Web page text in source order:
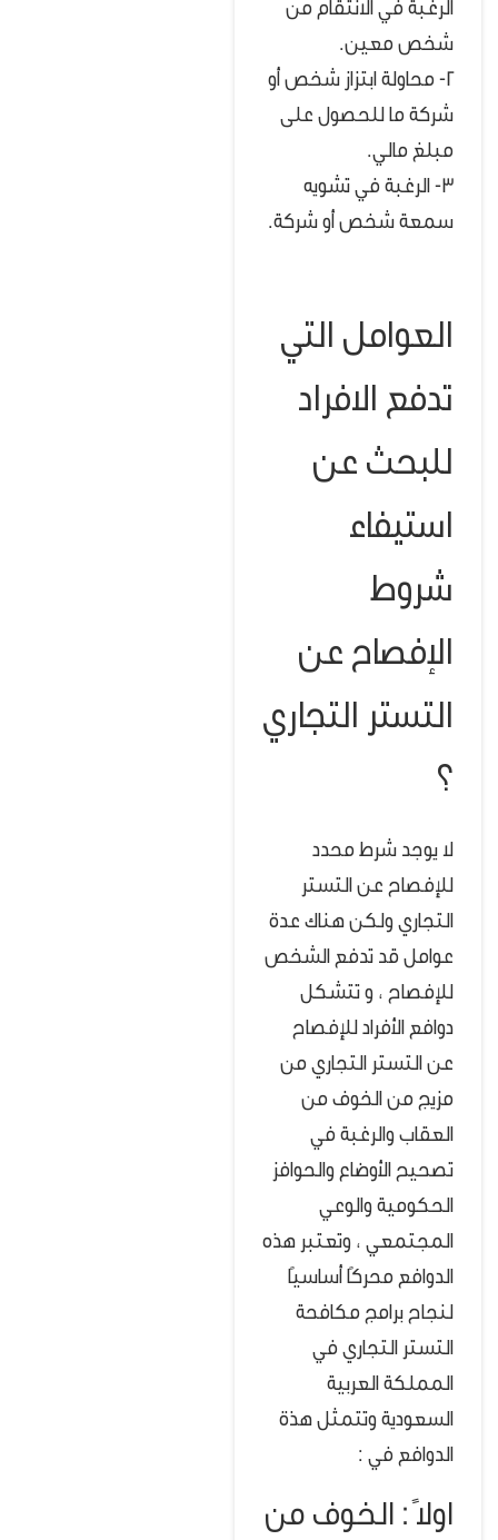
الرغبة في الانتقام من
شخص معين.
2- محاولة ابتزاز شخص أو
شركة ما للحصول على
مبلغ مالي.
3- الرغبة في تشويه
سمعة شخص أو شركة.
العوامل التي
تدفع الافراد
للبحث عن
استيفاء
شروط
الإفصاح عن
التستر التجاري
؟
لا يوجد شرط محدد
للإفصاح عن التستر
التجاري ولكن هناك عدة
عوامل قد تدفع الشخص
للإفصاح ، و تتشكل
دوافع الأفراد للإفصاح
عن التستر التجاري من
مزيج من الخوف من
العقاب والرغبة في
تصحيح الأوضاع والحوافز
الحكومية والوعي
المجتمعي ، وتعتبر هذه
الدوافع محركًا أساسيًا
لنجاح برامج مكافحة
التستر التجاري في
المملكة العربية
السعودية وتتمثل هذة
الدوافع في :
اولاً : الخوف من